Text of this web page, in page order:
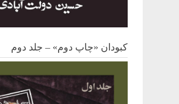
کبودان «چاپ دوم» – جلد دوم